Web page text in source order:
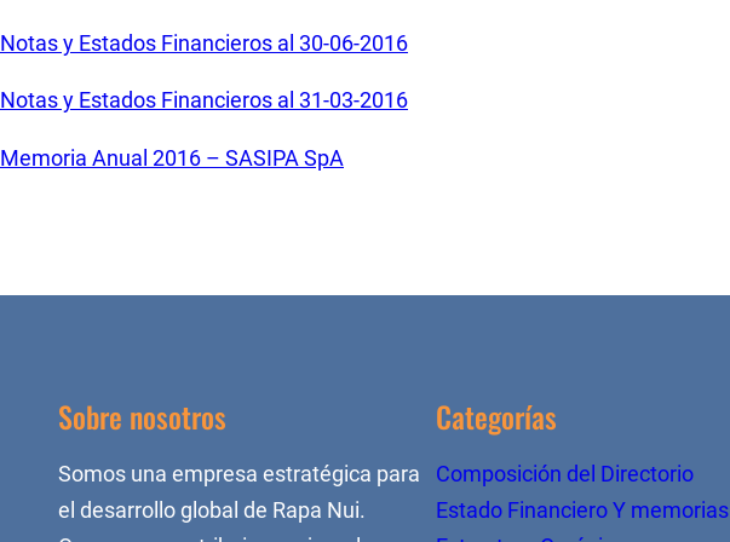
Notas y Estados Financieros al 30-06-2016
Notas y Estados Financieros al 31-03-2016
Memoria Anual 2016 – SASIPA SpA
Sobre nosotros
Somos una empresa estratégica para
el desarrollo global de Rapa Nui.
Categorías
Composición del Directorio
Estado Financiero Y memorias